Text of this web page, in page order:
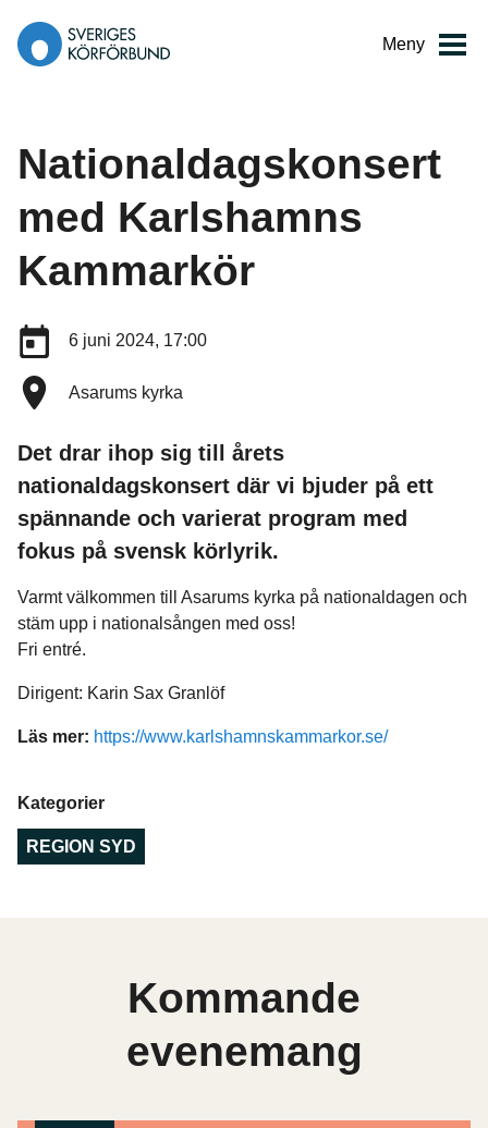
innehåll
Meny
Nationaldagskonsert
med Karlshamns
Kammarkör
Datum:
6 juni 2024, 17:00
Plats:
Asarums kyrka
Det drar ihop sig till årets
nationaldagskonsert där vi bjuder på ett
spännande och varierat program med
fokus på svensk körlyrik.
Varmt välkommen till Asarums kyrka på nationaldagen och
stäm upp i nationalsången med oss!
Fri entré.
Dirigent: Karin Sax Granlöf
Läs mer: https://www.karlshamnskammarkor.se/
Kategorier
REGION SYD
Kommande
evenemang